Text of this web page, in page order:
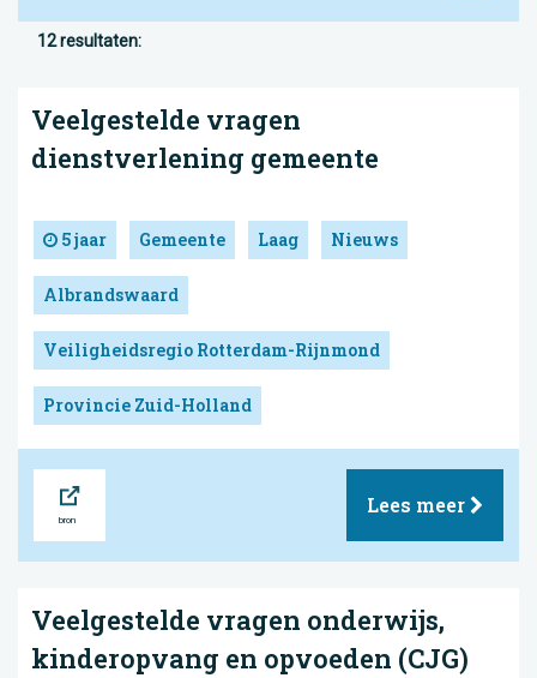
12 resultaten:
Veelgestelde vragen
dienstverlening gemeente
5 jaar Gemeente Laag Nieuws
Albrandswaard
Veiligheidsregio Rotterdam-Rijnmond
Provincie Zuid-Holland
Lees meer
Veelgestelde vragen onderwijs,
kinderopvang en opvoeden (CJG)